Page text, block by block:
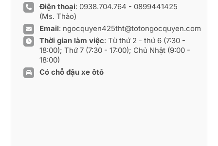
Điện thoại: 0938.704.764 - 0899441425
(Ms. Thảo)
Email: ngocquyen425tht@totongocquyen.com
Thời gian làm việc: Từ thứ 2 - thứ 6 (7:30 -
18:00); Thứ 7 (7:30 - 17:00); Chủ Nhật (9:00 -
18:00)
Có chỗ đậu xe ôtô